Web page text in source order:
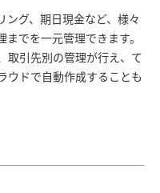
ング、期日現金など、様々
でを一元管理できます。
取引先別の管理が行え、て
ウドで自動作成することも